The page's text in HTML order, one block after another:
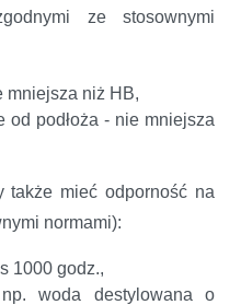
ze stosownymi
mniejsza niż HB,
od podłoża - nie mniejsza
także mieć odporność na
normami):
1000 godz.,
woda destylowana o